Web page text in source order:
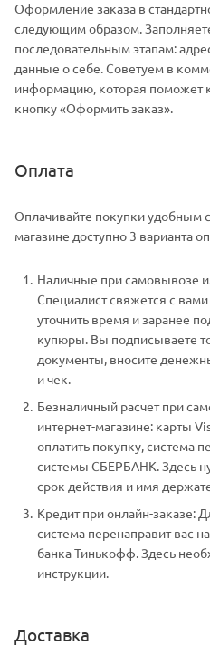
Оформление заказа в
следующим образом.
последовательным этапам:
данные о себе. Советуем в
информацию, которая поможет
кнопку «Оформить заказ».
Оплата
Оплачивайте покупки удобным
магазине доступно 3 варианта
Наличные при самовывозе
Специалист свяжется с
уточнить время и заранее
купюры. Вы подписываете
документы, вносите
и чек.
Безналичный расчет при
интернет-магазине: карты
оплатить покупку, система
системы СБЕРБАНК. Здесь
срок действия и имя
Кредит при онлайн-заказе:
система перенаправит вас
банка Тинькофф. Здесь
инструкции.
Доставка